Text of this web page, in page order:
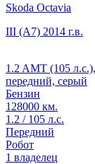
Skoda Octavia
III (A7) 2014 г.в.
1.2 AMT (105
передний, серый
Бензин
128000 км.
1.2 / 105 л.с.
Передний
Робот
1 владелец